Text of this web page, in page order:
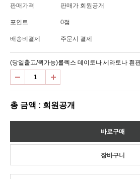
판매가격 판매가 회원공개
포인트 0점
배송비결제 주문시 결제
(당일출고/퀵가능)롤렉스 데이토나 세라토나 흰
총 금액 : 회원공개